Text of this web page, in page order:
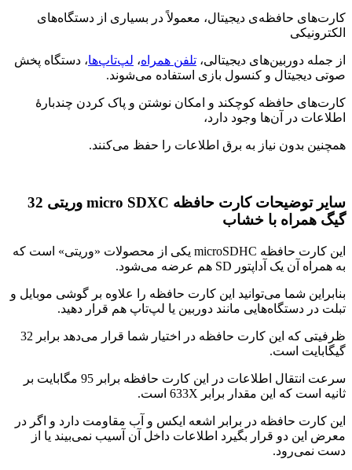
کارت‌های حافظه‌ی دیجیتال، معمولاً در بسیاری از دستگاه‌های
الکترونیکی
از جمله دوربین‌های دیجیتالی، تلفن همراه، لپ‌تاپ‌ها، دستگاه پخش
صوتی دیجیتال و کنسول بازی استفاده می‌شوند.
کارت‌های حافظه کوچکند و امکان نوشتن و پاک کردن چندبارهٔ
اطلاعات در آن‌ها وجود دارد،
همچنین بدون نیاز به برق اطلاعات را حفظ می‌کنند.
سایر توضیحات کارت حافظه micro SDXC وریتی 32
گیگ همراه با خشاب
این کارت حافظه microSDHC یکی از محصولات «وریتی» است که
به همراه آن یک آداپتور SD هم عرضه می‌شود.
بنابراین شما می‌توانید این کارت حافظه را علاوه بر گوشی موبایل و
تبلت در دستگاه‌هایی مانند دوربین یا لپ‌تاپ هم قرار دهید.
ظرفیتی که این کارت حافظه در اختیار شما قرار می‌دهد برابر 32
گیگابایت است.
سرعت انتقال اطلاعات در این کارت حافظه برابر 95 مگابایت بر
ثانیه است که این مقدار برابر 633X است.
این کارت حافظه در برابر اشعه ایکس و آب مقاومت دارد و اگر در
معرض این دو قرار بگیرد اطلاعات داخل آن آسیب نمی‌بیند یا از
دست نمی‌رود.